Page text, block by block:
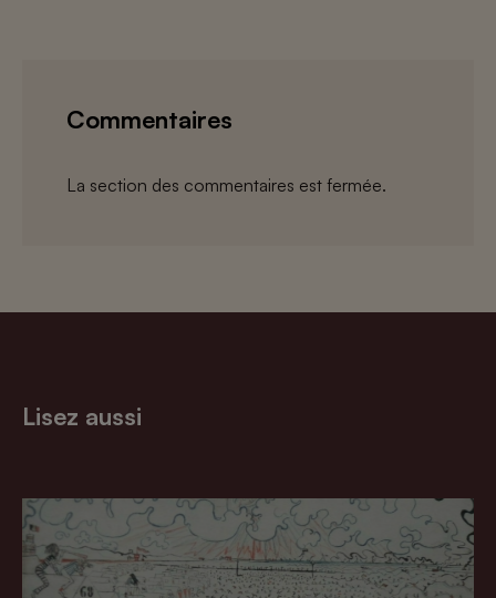
Commentaires
La section des commentaires est fermée.
Lisez aussi